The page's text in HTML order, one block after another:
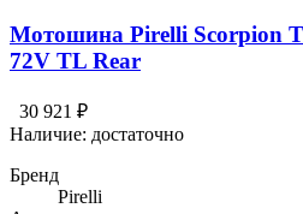
Мотошина Pirelli Scorpion
72V TL Rear
30 921 ₽
Наличие: достаточно
Бренд
Pirelli